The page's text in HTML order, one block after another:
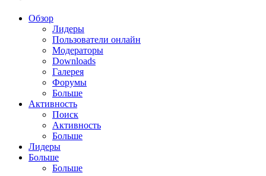
Обзор
Лидеры
Пользователи онлайн
Модераторы
Downloads
Галерея
Форумы
Больше
Активность
Поиск
Активность
Больше
Лидеры
Больше
Больше